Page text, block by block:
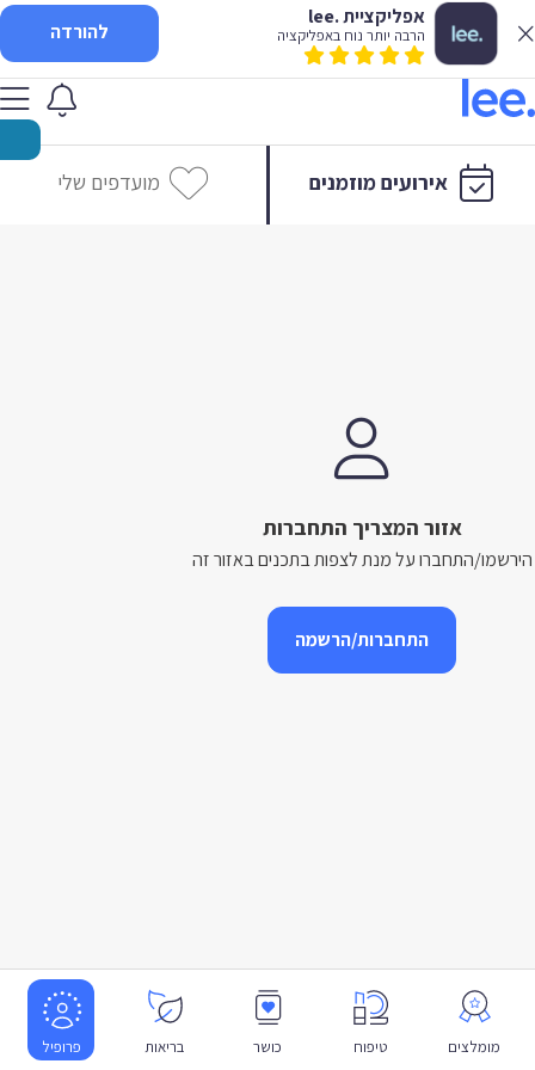
אפליקציית .lee
הרבה יותר נוח באפליקציה להורדה
אירועים מוזמנים מועדפים שלי
אזור המצריך התחברות
הירשמו/התחברו על מנת לצפות בתכנים באזור זה
התחברות/הרשמה
מומלצים טיפוח כושר בריאות פרופיל